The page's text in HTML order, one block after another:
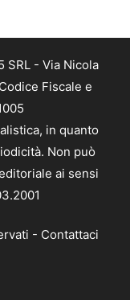
SRL - Via Nicola
Fiscale e
in quanto
Non può
ai sensi
- Contattaci